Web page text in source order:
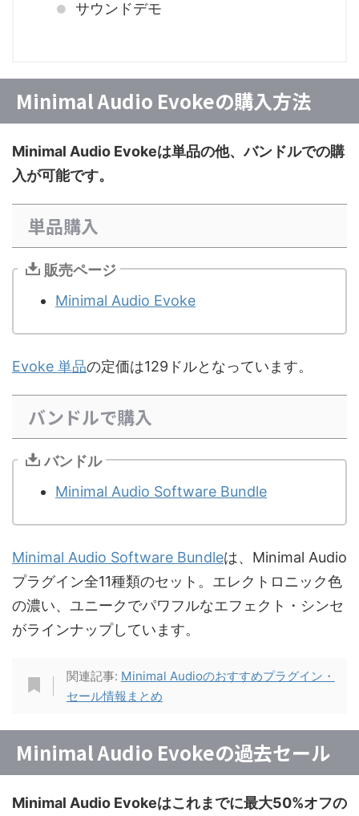
サウンドデモ
Minimal Audio Evokeの購入方法
Minimal Audio Evokeは単品の他、バンドルでの購
入が可能です。
単品購入
販売ページ
Minimal Audio Evoke
Evoke 単品の定価は129ドルとなっています。
バンドルで購入
バンドル
Minimal Audio Software Bundle
Minimal Audio Software Bundleは、Minimal Audio
プラグイン全11種類のセット。エレクトロニック色
の濃い、ユニークでパワフルなエフェクト・シンセ
がラインナップしています。
関連記事: Minimal Audioのおすすめプラグイン・
セール情報まとめ
Minimal Audio Evokeの過去セール
Minimal Audio Evokeはこれまでに最大50%オフの